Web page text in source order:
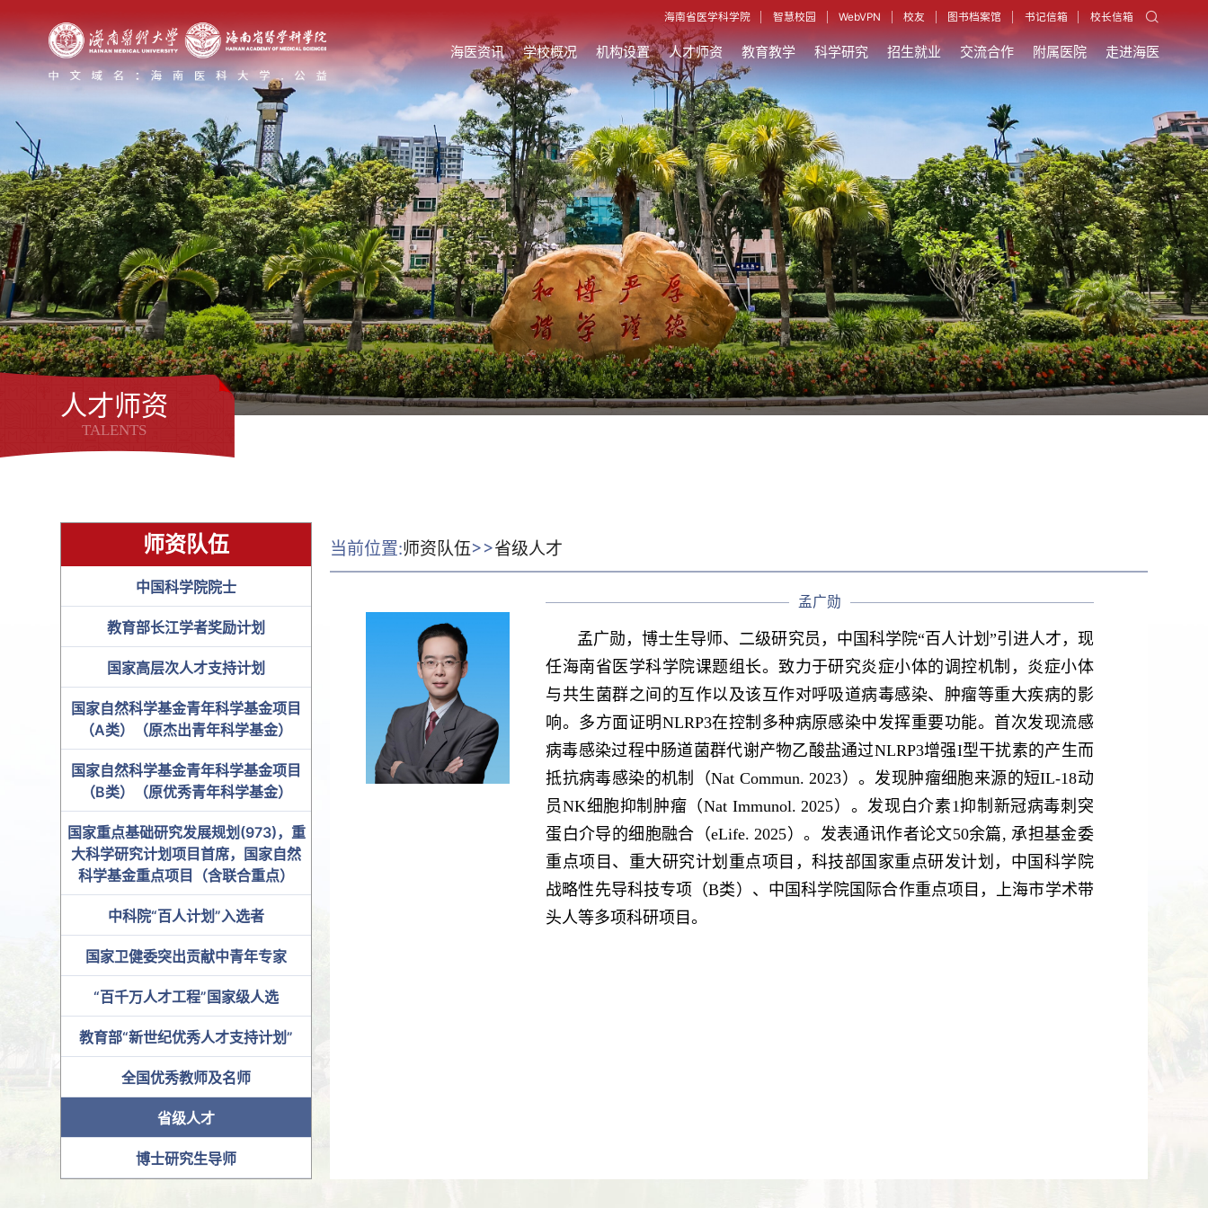
海南省医学科学院 智慧校园 WebVPN 校友 图书档案馆 书记信箱 校长信箱
海医资讯 学校概况 机构设置 人才师资 教育教学 科学研究 招生就业 交流合作 附属医院 走进海医
人才师资
TALENTS
师资队伍
中国科学院院士
教育部长江学者奖励计划
国家高层次人才支持计划
国家自然科学基金青年科学基金项目
（A类）（原杰出青年科学基金）
国家自然科学基金青年科学基金项目
（B类）（原优秀青年科学基金）
国家重点基础研究发展规划(973)，重
大科学研究计划项目首席，国家自然
科学基金重点项目（含联合重点）
中科院“百人计划”入选者
国家卫健委突出贡献中青年专家
“百千万人才工程”国家级人选
教育部“新世纪优秀人才支持计划”
全国优秀教师及名师
省级人才
博士研究生导师
当前位置:师资队伍>>省级人才
孟广勋
孟广勋，博士生导师、二级研究员，中国科学院“百人计划”引进人才，现
任海南省医学科学院课题组长。致力于研究炎症小体的调控机制，炎症小体
与共生菌群之间的互作以及该互作对呼吸道病毒感染、肿瘤等重大疾病的影
响。多方面证明NLRP3在控制多种病原感染中发挥重要功能。首次发现流感
病毒感染过程中肠道菌群代谢产物乙酸盐通过NLRP3增强I型干扰素的产生而
抵抗病毒感染的机制（Nat Commun. 2023）。发现肿瘤细胞来源的短IL-18动
员NK细胞抑制肿瘤（Nat Immunol. 2025）。发现白介素1抑制新冠病毒刺突
蛋白介导的细胞融合（eLife. 2025）。发表通讯作者论文50余篇, 承担基金委
重点项目、重大研究计划重点项目，科技部国家重点研发计划，中国科学院
战略性先导科技专项（B类）、中国科学院国际合作重点项目，上海市学术带
头人等多项科研项目。